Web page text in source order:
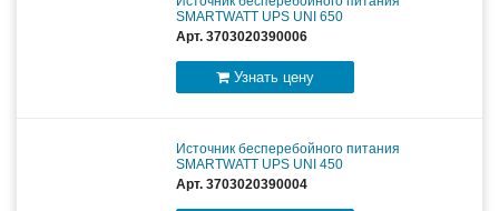
SMARTWATT UPS UNI 650
Арт. 3703020390006
Узнать цену
Источник бесперебойного питания
SMARTWATT UPS UNI 450
Арт. 3703020390004